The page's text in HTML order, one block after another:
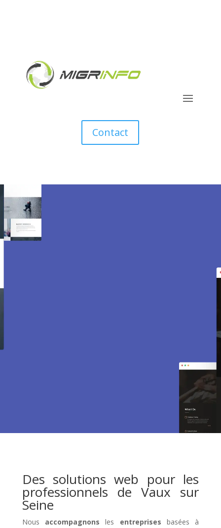
Contact
Création de site internet
Des solutions web pour les
professionnels de Vaux sur
Seine
Nous accompagnons les entreprises basées à